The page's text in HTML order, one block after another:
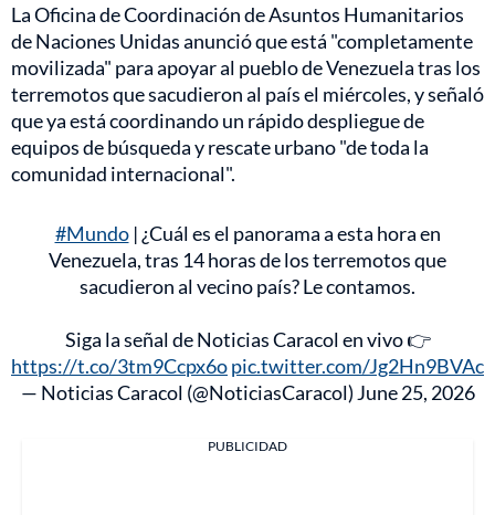
La Oficina de Coordinación de Asuntos Humanitarios
de Naciones Unidas anunció que está "completamente
movilizada" para apoyar al pueblo de Venezuela tras los
terremotos que sacudieron al país el miércoles, y señaló
que ya está coordinando un rápido despliegue de
equipos de búsqueda y rescate urbano "de toda la
comunidad internacional".
#Mundo| ¿Cuál es el panorama a esta hora en
Venezuela, tras 14 horas de los terremotos que
sacudieron al vecino país? Le contamos.
Siga la señal de Noticias Caracol en vivo 👉
https://t.co/3tm9Ccpx6opic.twitter.com/Jg2Hn9BVAc
— Noticias Caracol (@NoticiasCaracol) June 25, 2026
PUBLICIDAD